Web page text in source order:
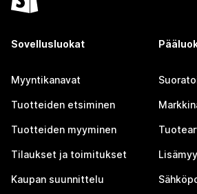
Sovellusluokat
Myyntikanavat
Tuotteiden etsiminen
Tuotteiden myyminen
Tilaukset ja toimitukset
Kaupan suunnittelu